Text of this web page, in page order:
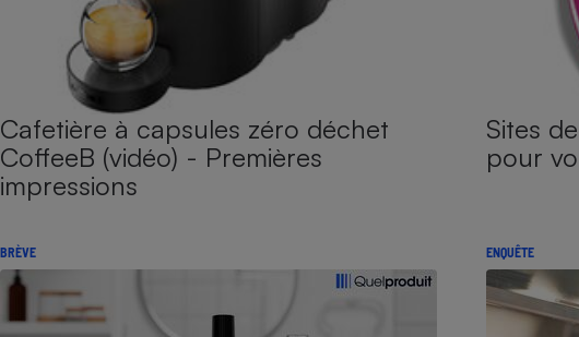
Cafetière à capsules zéro déchet
CoffeeB (vidéo) - Premières
impressions
Sites
pour
BRÈVE ENQUÊTE